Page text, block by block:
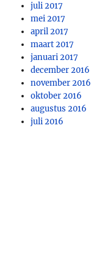
juli 2017
mei 2017
april 2017
maart 2017
januari 2017
december 2016
november 2016
oktober 2016
augustus 2016
juli 2016